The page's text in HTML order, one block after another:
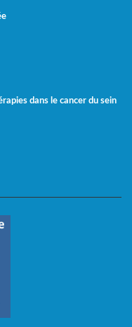
dans le cancer du sein